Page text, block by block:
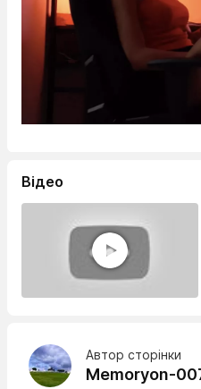
Відео
Автор сторінки
Memoryon-